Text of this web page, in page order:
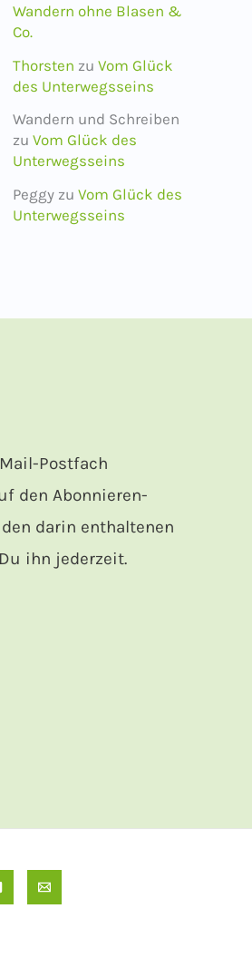
Wandern ohne Blasen &
Co.
Thorsten zu Vom Glück
des Unterwegsseins
Wandern und Schreiben
zu Vom Glück des
Unterwegsseins
Peggy zu Vom Glück des
Unterwegsseins
Postfach
den Abonnieren-
darin enthaltenen
ihn jederzeit.